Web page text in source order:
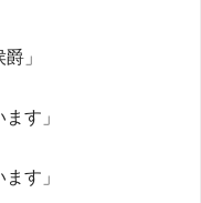
」
す」
す」